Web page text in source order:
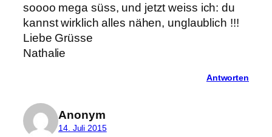
soooo mega süss, und jetzt weiss ich: du
kannst wirklich alles nähen, unglaublich !!!
Liebe Grüsse
Nathalie
Antworten
Anonym
14. Juli 2015